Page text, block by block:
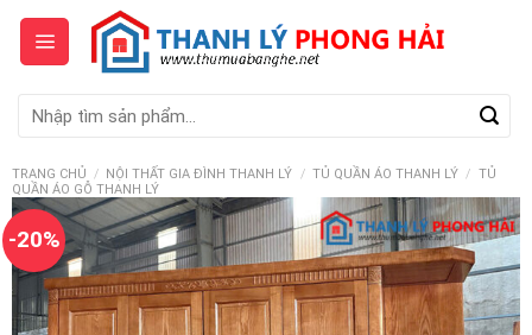
Skip
content
kiếm:
TRANG CHỦ / NỘI THẤT GIA ĐÌNH THANH LÝ / TỦ QUẦN ÁO THANH LÝ / TỦ
QUẦN ÁO GỖ THANH LÝ
-20%